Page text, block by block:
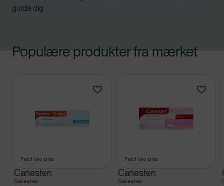
guide dig
Populære produkter fra mærket
Fast lav pris
Canesten
Canesten
Fast lav pris
Canesten
Canesten